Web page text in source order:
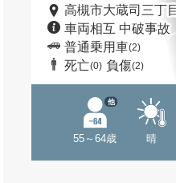
高槻市大蔵司三丁
車両相互 中破事故
普通乗用車(2)
死亡(0) 負傷(2)
55～64歳
他
晴